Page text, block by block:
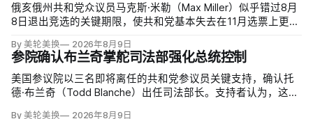
俄亥俄州共和党众议员马克斯·米勒（Max Miller）似乎错过8月
8日退出竞选的关键期限，使共和党基本失去在11月选票上更换
Moreno）指控家暴并予以否认，众院道德委员会同时调查他是
否涉及家庭暴力、虐待或非法用药。
By 美轮美换 2026年8月9日
参院确认布兰奇掌舵司法部强化总统控制
美国参议院以三名即将离任的共和党参议员关键支持，确认托
德·布兰奇（Todd Blanche）出任司法部长。支持者认为，这位
By 美轮美换 2026年8月9日